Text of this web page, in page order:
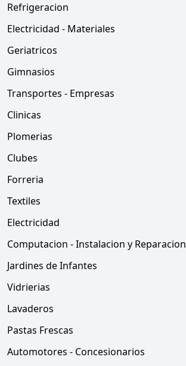
Refrigeracion
Electricidad - Materiales
Geriatricos
Gimnasios
Transportes - Empresas
Clinicas
Plomerias
Clubes
Forreria
Textiles
Electricidad
Computacion - Instalacion y Reparacion
Jardines de Infantes
Vidrierias
Lavaderos
Pastas Frescas
Automotores - Concesionarios